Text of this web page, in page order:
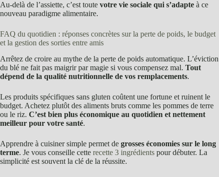
Au-delà de l’assiette, c’est toute votre vie sociale qui s’adapte à ce
nouveau paradigme alimentaire.
FAQ du quotidien : réponses concrètes sur la perte de poids, le budget
et la gestion des sorties entre amis
Arrêtez de croire au mythe de la perte de poids automatique. L’éviction
du blé ne fait pas maigrir par magie si vous compensez mal. Tout
dépend de la qualité nutritionnelle de vos remplacements.
Les produits spécifiques sans gluten coûtent une fortune et ruinent le
budget. Achetez plutôt des aliments bruts comme les pommes de terre
ou le riz. C’est bien plus économique au quotidien et nettement
meilleur pour votre santé.
Apprendre à cuisiner simple permet de grosses économies sur le long
terme. Je vous conseille cette recette 3 ingrédients pour débuter. La
simplicité est souvent la clé de la réussite.